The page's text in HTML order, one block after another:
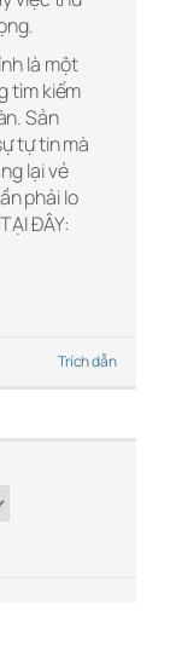
là một
tìm kiếm
Sản
tự tin mà
lại vẻ
phải lo
ĐÂY:
Trích dẫn